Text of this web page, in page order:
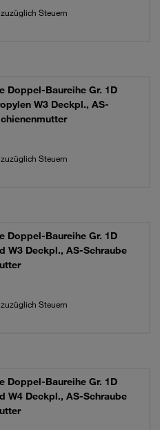
Steuern
Doppel-Baureihe Gr. 1D
W3 Deckpl., AS-
Steuern
Doppel-Baureihe Gr. 1D
W3 Deckpl., AS-Schraube
Steuern
Doppel-Baureihe Gr. 1D
W4 Deckpl., AS-Schraube